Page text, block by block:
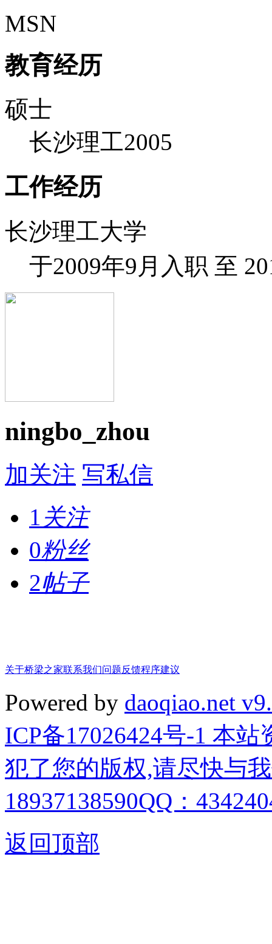
MSN
教育经历
硕士
长沙理工2005
工作经历
长沙理工大学
于2009年9月入职 至
ningbo_zhou
加关注 写私信
1 关注
0粉丝
2帖子
关于桥梁之家联系我们问题反馈程序建议
Powered by daoqiao.net
ICP备17026424号-1 本
犯了您的版权,请尽快与
18937138590QQ：
返回顶部